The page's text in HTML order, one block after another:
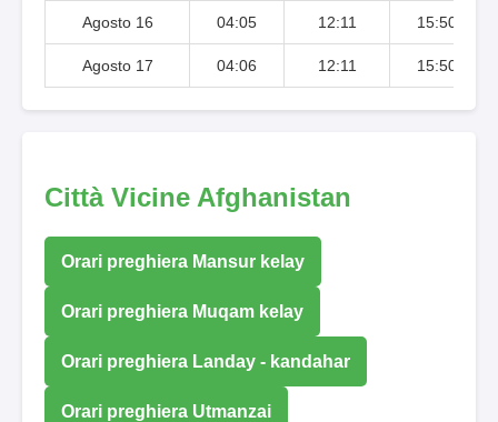
Agosto 16 04:05 12:11 15:50
Agosto 17 04:06 12:11 15:50
Città Vicine Afghanistan
Orari preghiera Mansur kelay
Orari preghiera Muqam kelay
Orari preghiera Landay - kandahar
Orari preghiera Utmanzai